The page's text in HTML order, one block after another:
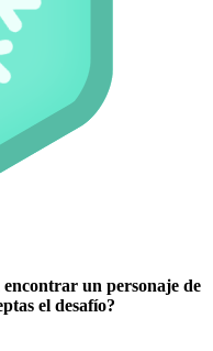
un personaje de
el desafío?